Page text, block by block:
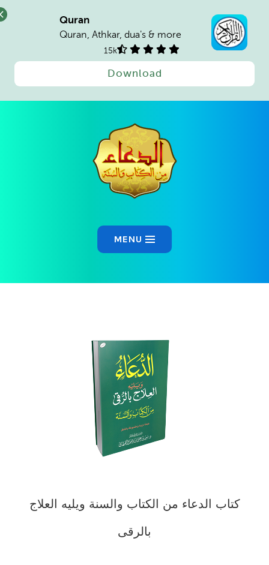
Quran
Quran, Athkar, dua's & more
15k
Download
MENU
كتاب الدعاء من الكتاب والسنة ويليه العلاج
بالرقى